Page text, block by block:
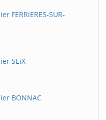
FERRiERES-SUR-
SEiX
BONNAC